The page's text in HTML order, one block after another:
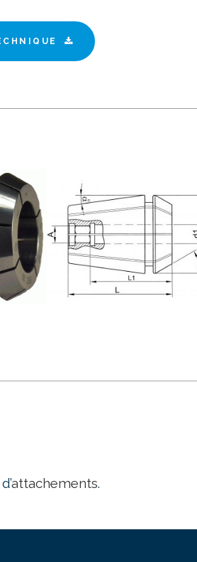
attachements.